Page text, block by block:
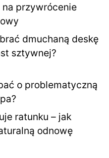
przywrócenie
dmuchaną deskę
sztywnej?
o problematyczną
ratunku – jak
odnowę